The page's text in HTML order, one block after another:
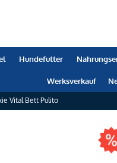
Hundefutter
Werksverkauf
Vital Bett Pulito